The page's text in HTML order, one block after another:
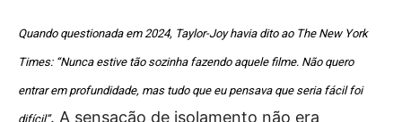
Quando questionada em 2024, Taylor-Joy havia dito ao The New York
Times: “Nunca estive tão sozinha fazendo aquele filme. Não quero
entrar em profundidade, mas tudo que eu pensava que seria fácil foi
difícil”. A sensação de isolamento não era